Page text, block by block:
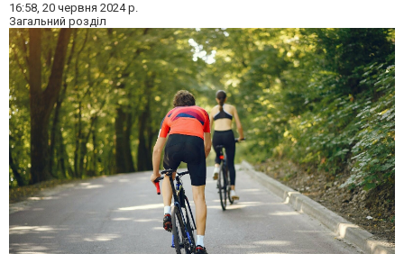
16:58, 20 червня 2024 р.
Загальний розділ